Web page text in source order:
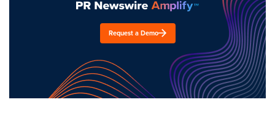
Request a Demo